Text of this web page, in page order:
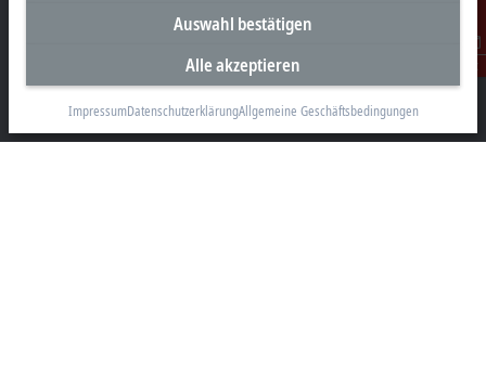
Kontakt
Unternehmenszentrale Deutschland
Beckhoff Automation GmbH & Co. KG
Hülshorstweg 20
Auswahl bestätigen
Alle akzeptieren
ImpressumDatenschutzerklärungAllgemeine Geschäftsbedingungen